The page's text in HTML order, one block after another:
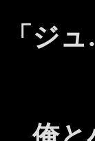
「ジ